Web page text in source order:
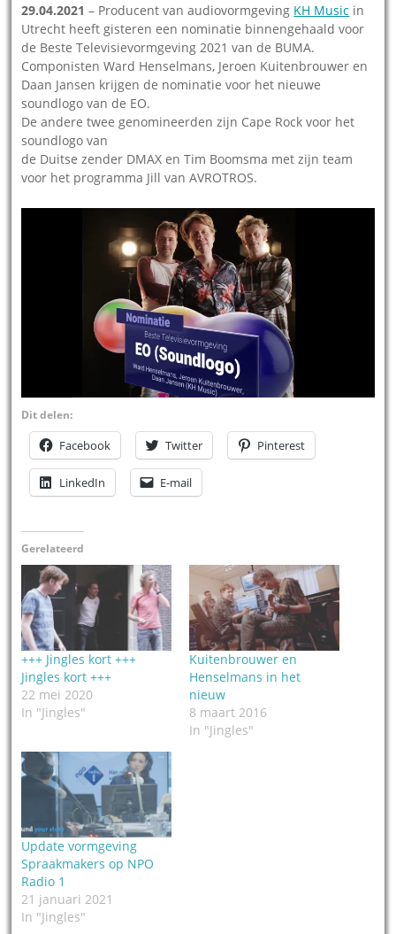
29.04.2021 – Producent van audiovormgeving KH Music in
Utrecht heeft gisteren een nominatie binnengehaald voor
de Beste Televisievormgeving 2021 van de BUMA.
Componisten Ward Henselmans, Jeroen Kuitenbrouwer en
Daan Jansen krijgen de nominatie voor het nieuwe
soundlogo van de EO.
De andere twee genomineerden zijn Cape Rock voor het
soundlogo van
de Duitse zender DMAX en Tim Boomsma met zijn team
voor het programma Jill van AVROTROS.
Dit delen:
Facebook Twitter Pinterest
LinkedIn E-mail
Gerelateerd
+++ Jingles kort +++
Jingles kort +++
22 mei 2020
In "Jingles"
Kuitenbrouwer en
Henselmans in het
nieuw
8 maart 2016
In "Jingles"
Update vormgeving
Spraakmakers op NPO
Radio 1
21 januari 2021
In "Jingles"